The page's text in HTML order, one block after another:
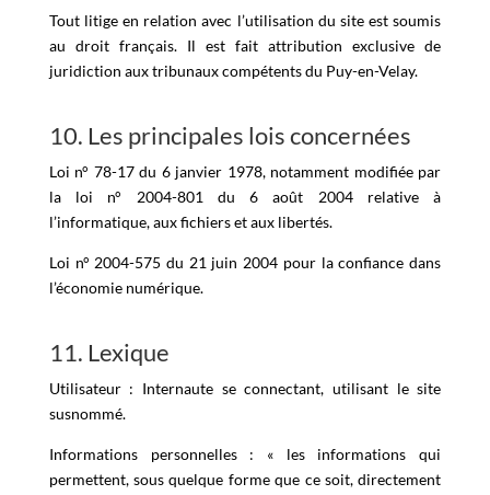
Tout litige en relation avec l’utilisation du site est soumis
au droit français. Il est fait attribution exclusive de
juridiction aux tribunaux compétents du Puy-en-Velay.
10. Les principales lois concernées
Loi n° 78-17 du 6 janvier 1978, notamment modifiée par
la loi n° 2004-801 du 6 août 2004 relative à
l’informatique, aux fichiers et aux libertés.
Loi n° 2004-575 du 21 juin 2004 pour la confiance dans
l’économie numérique.
11. Lexique
Utilisateur : Internaute se connectant, utilisant le site
susnommé.
Informations personnelles : « les informations qui
permettent, sous quelque forme que ce soit, directement